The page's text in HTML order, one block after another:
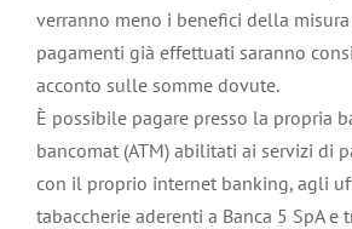
verranno meno i benefici della
pagamenti già effettuati saranno
acconto sulle somme dovute.
È possibile pagare presso la propria
bancomat (ATM) abilitati ai servizi di
con il proprio internet banking, agli
tabaccherie aderenti a Banca 5 SpA e